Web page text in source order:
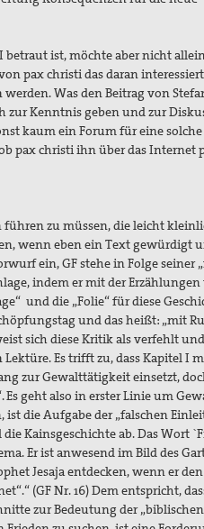
ist, möchte aber nicht
pax christi das daran interessiert
Was den Beitrag von
zur Kenntnis geben und zur
kaum ein Forum für eine
pax christi ihn über das Internet
führen zu müssen, die leicht
wenn eben ein Text gewürdigt
ein, GF stehe in Folge seiner
indem er mit der Erzählungen
und die „Folie“ für diese
und das heißt: „mit
sich diese Kritik als verfehlt
Es trifft zu, dass Kapitel I
zur Gewalttätigkeit einsetzt,
geht also in erster Linie um
die Aufgabe der „falschen
Kainsgeschichte ab. Das Wort
Er ist anwesend im Bild des
Jesaja entdecken, wenn er
(GF Nr. 16) Dem entspricht,
zur Bedeutung der